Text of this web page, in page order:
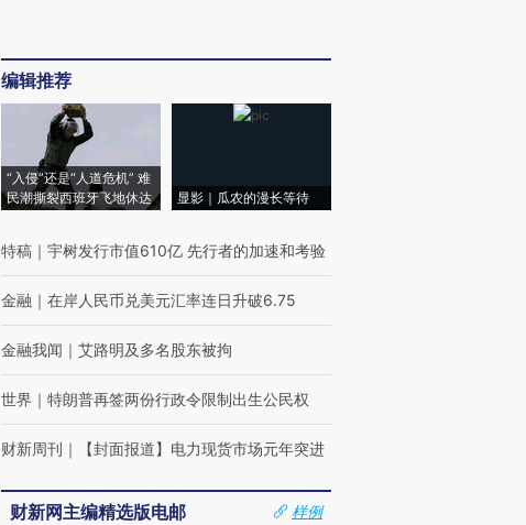
编辑推荐
“入侵”还是“人道危机” 难
民潮撕裂西班牙飞地休达
显影｜瓜农的漫长等待
特稿 ｜ 宇树发行市值610亿 先行者的加速和考验
金融 ｜ 在岸人民币兑美元汇率连日升破6.75
金融我闻 ｜ 艾路明及多名股东被拘
世界 ｜ 特朗普再签两份行政令限制出生公民权
财新周刊 ｜ 【封面报道】电力现货市场元年突进
财新网主编精选版电邮
样例